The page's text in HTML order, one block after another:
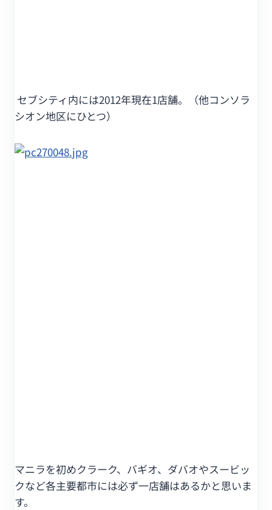
セブシティ内には2012年現在1店舗。（他コンソラ
シオン地区にひとつ）
マニラを初めクラーク、バギオ、ダバオやスービッ
クなど各主要都市には必ず一店舗はあるかと思いま
す。